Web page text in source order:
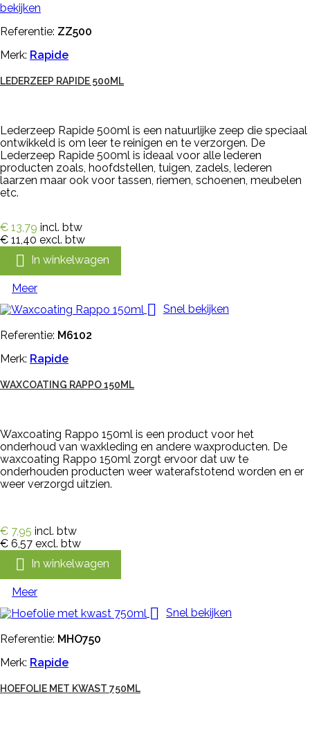
bekijken
Referentie: ZZ500
Merk: Rapide
LEDERZEEP RAPIDE 500ML
Lederzeep Rapide 500ml is een natuurlijke zeep die speciaal
ontwikkeld is om leer te reinigen en te verzorgen. De
Lederzeep Rapide 500ml is ideaal voor alle lederen
producten zoals, hoofdstellen, tuigen, zadels, lederen
laarzen maar ook voor tassen, riemen, schoenen, meubelen
etc.
€ 13,79 incl. btw
€ 11,40 excl. btw
 In winkelwagen
Meer
 Snel bekijken
Referentie: M6102
Merk: Rapide
WAXCOATING RAPPO 150ML
Waxcoating Rappo 150ml is een product voor het
onderhoud van waxkleding en andere waxproducten. De
waxcoating Rappo 150ml zorgt ervoor dat uw te
onderhouden producten weer waterafstotend worden en er
weer verzorgd uitzien.
€ 7,95 incl. btw
€ 6,57 excl. btw
 In winkelwagen
Meer
 Snel bekijken
Referentie: MHO750
Merk: Rapide
HOEFOLIE MET KWAST 750ML